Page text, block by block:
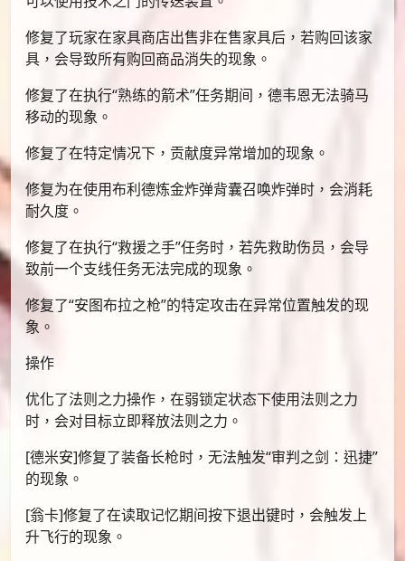
修复了玩家在家具商店出售非在售家具后，若购回该家
具，会导致所有购回商品消失的现象。
修复了在执行“熟练的箭术”任务期间，德韦恩无法骑马
移动的现象。
修复了在特定情况下，贡献度异常增加的现象。
修复为在使用布利德炼金炸弹背囊召唤炸弹时，会消耗
耐久度。
修复了在执行“救援之手”任务时，若先救助伤员，会导
致前一个支线任务无法完成的现象。
修复了“安图布拉之枪”的特定攻击在异常位置触发的现
象。
操作
优化了法则之力操作，在弱锁定状态下使用法则之力
时，会对目标立即释放法则之力。
[德米安]修复了装备长枪时，无法触发“审判之剑：迅捷”
的现象。
[翁卡]修复了在读取记忆期间按下退出键时，会触发上
升飞行的现象。